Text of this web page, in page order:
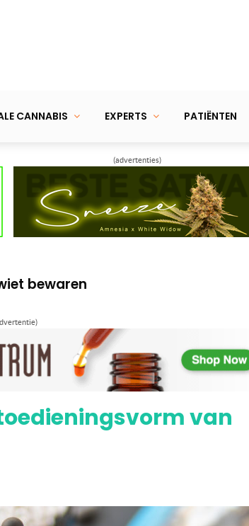
CANNABIS EXPERTS PATIËNTEN
(advertenties)
wiet bij Gilles de la Tourette
met wietolie tegen chronische pijn
wiet bij Gilles de la Tourette
met wietolie tegen chronische pijn
van